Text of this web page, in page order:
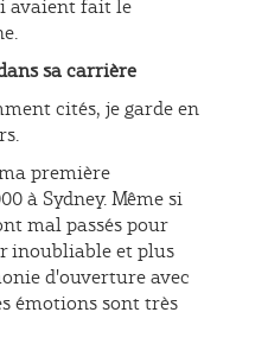
avaient fait le
sa carrière
cités, je garde en
première
à Sydney. Même si
mal passés pour
inoubliable et plus
d'ouverture avec
émotions sont très